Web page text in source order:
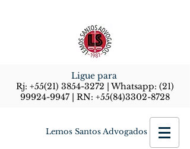
Ligue para
Rj: +55(21) 3854-3272 | Whatsapp: (21)
99924-9947 | RN: +55(84)3302-8728
Lemos Santos Advogados